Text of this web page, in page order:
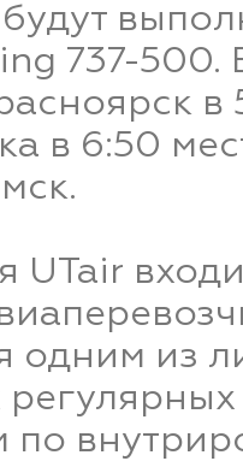
737-
в
в 6:50
UTair
одним из
по